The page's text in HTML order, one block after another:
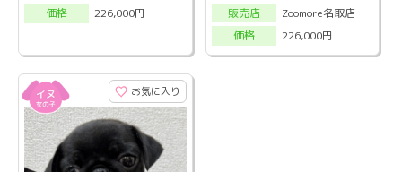
価格
226,000円 販売店
Zoomore名取店
価格
226,000円
お気に入り